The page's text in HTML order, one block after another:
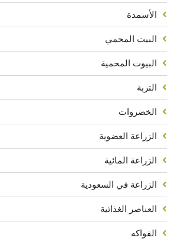
الأسمدة
البيت المحمي
البيوت المحمية
التربة
الخضروات
الزراعة العضوية
الزراعة المائية
الزراعة في السعودية
العناصر الغذائية
الفواكه